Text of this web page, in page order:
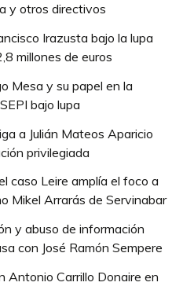
y otros directivos
Irazusta bajo la lupa
millones de euros
Mesa y su papel en la
bajo lupa
a Julián Mateos Aparicio
privilegiada
caso Leire amplía el foco a
Mikel Arrarás de Servinabar
y abuso de información
con José Ramón Sempere
Antonio Carrillo Donaire en